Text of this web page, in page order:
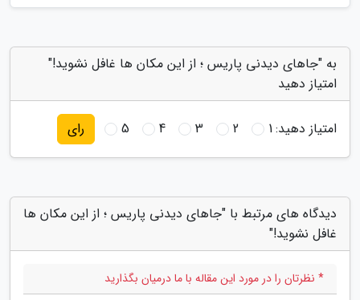
به "جاهای دیدنی پاریس ؛ از این مکان ها غافل نشوید!"
امتیاز دهید
امتیاز دهید:1
2
3
4
5 رای
دیدگاه های مرتبط با "جاهای دیدنی پاریس ؛ از این مکان ها
غافل نشوید!"
* نظرتان را در مورد این مقاله با ما درمیان بگذارید